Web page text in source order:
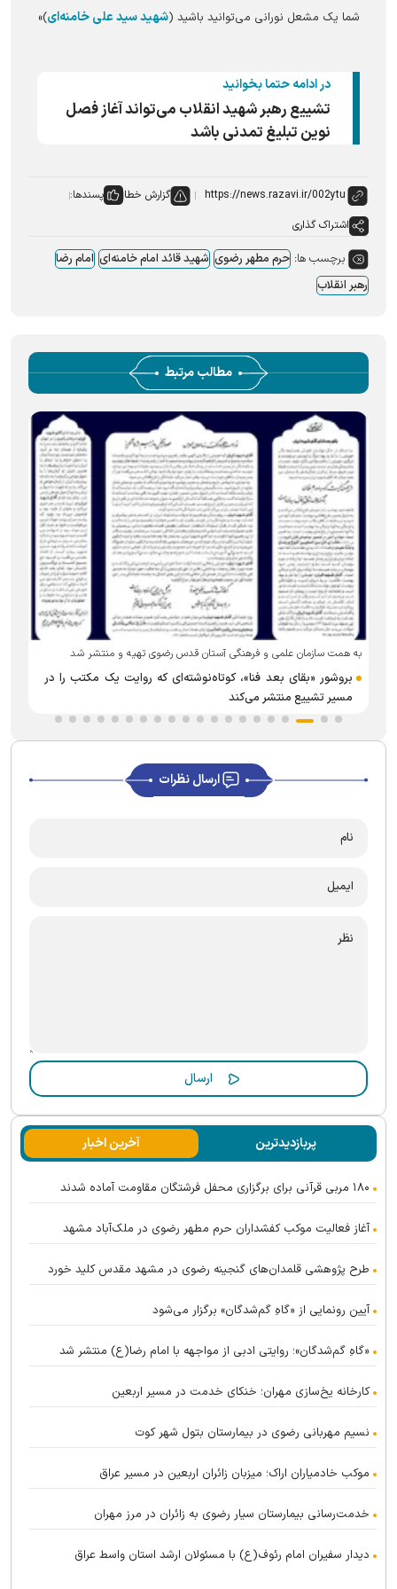
شما یک مشعل نورانی می‌توانید باشید (شهید سید علی خامنه‌ای)»
در ادامه حتما بخوانید
تشییع رهبر شهید انقلاب می‌تواند آغاز فصل
نوین تبلیغ تمدنی باشد
گزارش خطا
پسندها:
اشتراک گذاری
برچسب ها: حرم مطهر رضوی شهید قائد امام خامنه‌ای امام رضا
رهبر انقلاب
مطالب مرتبط
به همت سازمان علمی و فرهنگی آستان قدس رضوی تهیه و منتشر شد
بروشور «بقای بعد فنا»، کوتاه‌نوشته‌ای که روایت یک مکتب را در
مسیر تشییع منتشر می‌کند
ارسال نظرات
پربازدیدترین آخرین اخبار
۱۸۰ مربی قرآنی برای برگزاری محفل فرشتگان مقاومت آماده شدند
آغاز فعالیت موکب کفشداران حرم مطهر رضوی در ملک‌آباد مشهد
طرح پژوهشی قلمدان‌های گنجینه رضوی در مشهد مقدس کلید خورد
آیین رونمایی از «گاهِ گم‌شدگان» برگزار می‌شود
«گاهِ گم‌شدگان»؛ روایتی ادبی از مواجهه با امام رضا(ع) منتشر شد
کارخانه یخ‌سازی مهران؛ خنکای خدمت در مسیر اربعین
نسیم مهربانی رضوی در بیمارستان بتول شهر کوت
موکب خادمیاران اراک؛ میزبان زائران اربعین در مسیر عراق
خدمت‌رسانی بیمارستان سیار رضوی به زائران در مرز مهران
دیدار سفیران امام رئوف(ع) با مسئولان ارشد استان واسط عراق